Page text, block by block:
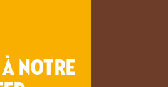
NOTRE